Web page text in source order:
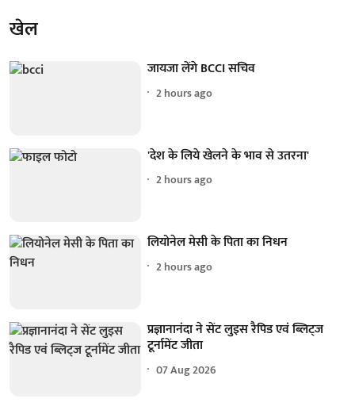
खेल
जायजा लेंगे BCCI सचिव
2 hours ago
'देश के लिये खेलने के भाव से उतरना'
2 hours ago
लियोनेल मेसी के पिता का निधन
2 hours ago
प्रज्ञानानंदा ने सेंट लुइस रैपिड एवं ब्लिट्ज
टूर्नामेंट जीता
07 Aug 2026